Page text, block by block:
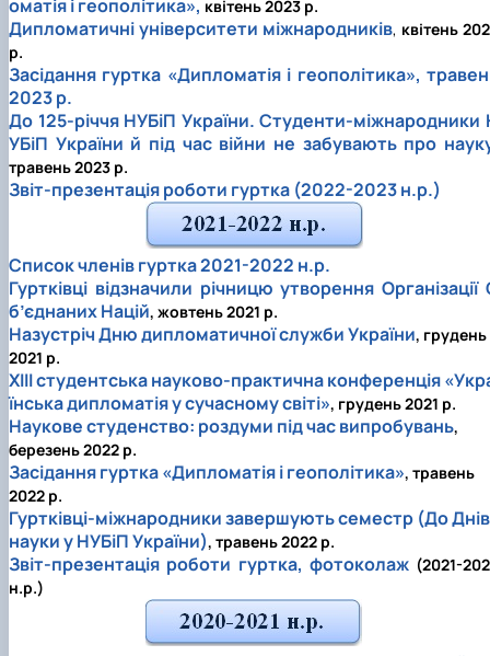
оматія і геополітика», квітень 2023 р.
Дипломатичні університети міжнародників, квітень
р.
Засідання гуртка «Дипломатія і геополітика»,
2023 р.
До 125-річчя НУБіП України. Студенти-міжнародники
УБіП України й під час війни не забувають про
травень 2023 р.
Звіт-презентація роботи гуртка (2022-2023 н.р.)
Список членів гуртка 2021-2022 н.р.
Гуртківці відзначили річницю утворення Організації
б’єднаних Націй, жовтень 2021 р.
Назустріч Дню дипломатичної служби України, грудень
2021 р.
ХІІІ студентська науково-практична конференція
їнська дипломатія у сучасному світі», грудень 2021 р.
Наукове студенство: роздуми під час випробувань,
березень 2022 р.
Засідання гуртка «Дипломатія і геополітика», травень
2022 р.
Гуртківці-міжнародники завершують семестр (До Днів
науки у НУБіП України), травень 2022 р.
Звіт-презентація роботи гуртка, фотоколаж (2021-
н.р.)